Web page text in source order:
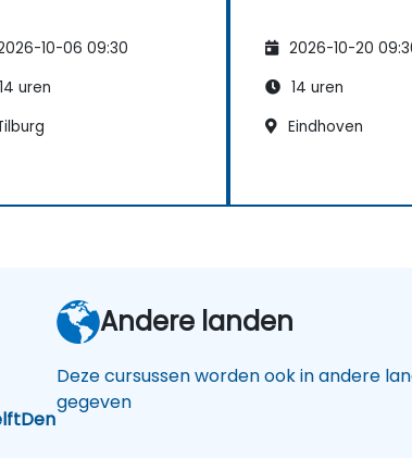
10-06 09:30
14 uren
2026-10-20
14 uren
Eindhoven
Den
Andere landen
Deze cursussen worden ook in andere
gegeven